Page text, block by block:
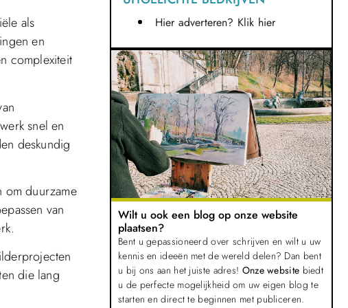
als
en
complexiteit
snel en
deskundig
om duurzame
van
die lang
Hier adverteren? Klik hier
Wilt u ook een blog op onze website
plaatsen?
Bent u gepassioneerd over schrijven en wilt u uw
kennis en ideeën met de wereld delen? Dan bent
u bij ons aan het juiste adres! Onze website biedt
u de perfecte mogelijkheid om uw eigen blog te
starten en direct te beginnen met publiceren.